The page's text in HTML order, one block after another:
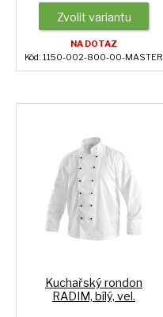
Zvolit variantu
NA DOTAZ
Kód: 1150-002-800-00-MASTER
Kuchařský rondon
RADIM, bílý, vel.